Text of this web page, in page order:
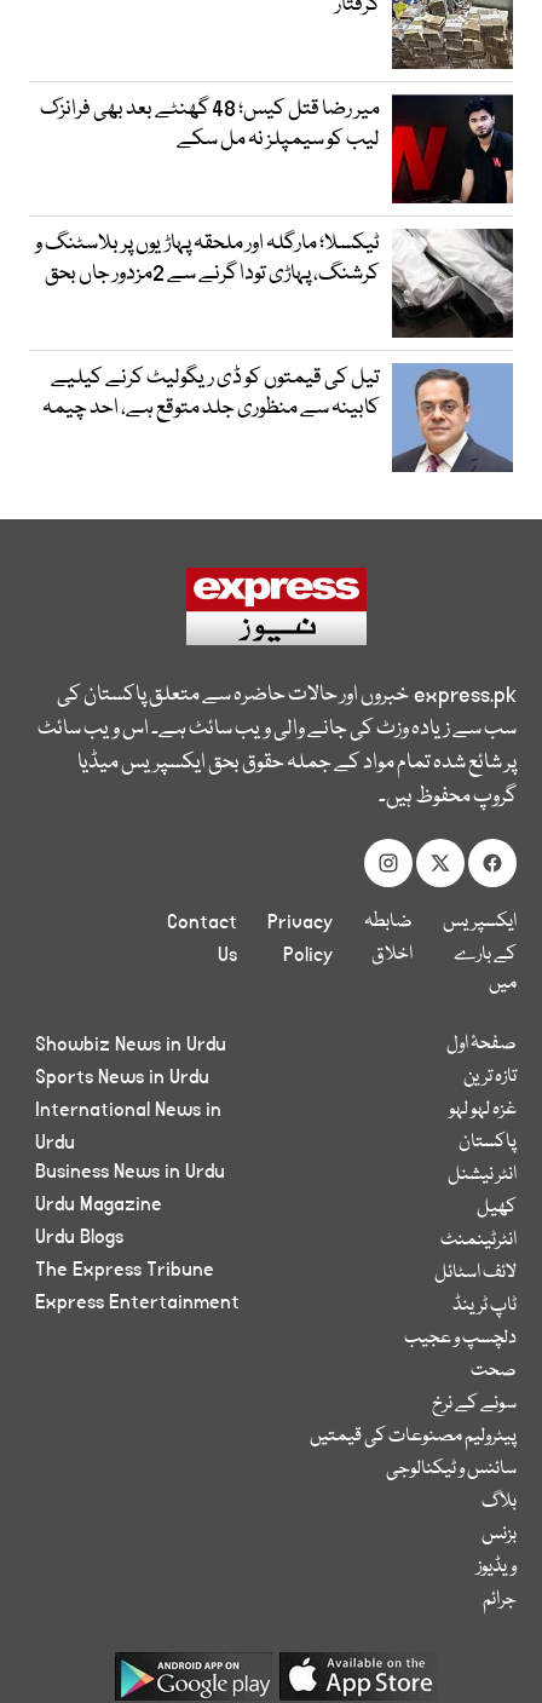
میر رضا قتل کیس؛ 48 گھنٹے بعد بھی فرانزک
لیب کو سیمپلز نہ مل سکے
ٹیکسلا؛ مارگلہ اور ملحقہ پہاڑیوں پر بلاسٹنگ و
کرشنگ، پہاڑی تودا گرنے سے 2مزدور جاں بحق
تیل کی قیمتوں کو ڈی ریگولیٹ کرنے کیلیے
کابینہ سے منظوری جلد متوقع ہے، احد چیمہ
express.pkخبروں اور حالات حاضرہ سے متعلق پاکستان کی
سب سے زیادہ وزٹ کی جانے والی ویب سائٹ ہے۔ اس ویب سائٹ
پر شائع شدہ تمام مواد کے جملہ حقوق بحق ایکسپریس میڈیا
گروپ محفوظ ہیں۔
ایکسپریس
کے بارے
میں
ضابطہ
اخلاق
Privacy
Policy
Contact
Us
صفحۂ اول
تازہ ترین
غزہ لہو لہو
پاکستان
انٹر نیشنل
کھیل
انٹرٹینمنٹ
لائف اسٹائل
ٹاپ ٹرینڈ
دلچسپ و عجیب
صحت
سونے کے نرخ
پیٹرولیم مصنوعات کی قیمتیں
سائنس و ٹیکنالوجی
بلاگ
بزنس
ویڈیوز
جرائم
Showbiz News in Urdu
Sports News in Urdu
International News in
Urdu
Business News in Urdu
Urdu Magazine
Urdu Blogs
The Express Tribune
Express Entertainment